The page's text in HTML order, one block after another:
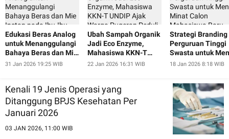
Edukasi Beras Analog
untuk Menanggulangi
Bahaya Beras dan Mie
Instan pada Ibu-Ibu
31 Jan 2026 19:25 WIB
Ubah Sampah Organik
Jadi Eco Enzyme,
Mahasiswa KKN-T
UNDIP Ajak Warga
22 Jan 2026 16:31 WIB
Strategi Branding
Perguruan Tinggi
Swasta untuk
Minat Calon
18 Jan 2026 8:18 WIB
Kenali 19 Jenis Operasi yang
Ditanggung BPJS Kesehatan Per
Januari 2026
03 JAN 2026, 11:00 WIB